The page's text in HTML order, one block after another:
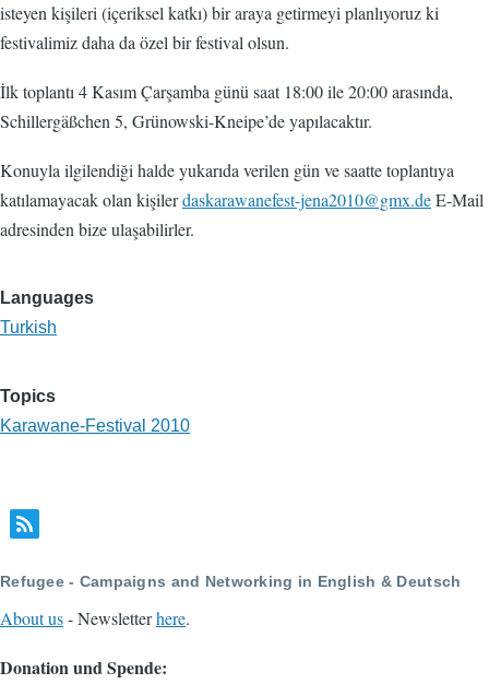
isteyen kişileri (içeriksel katkı) bir araya getirmeyi planlıyoruz ki
festivalimiz daha da özel bir festival olsun.
İlk toplantı 4 Kasım Çarşamba günü saat 18:00 ile 20:00 arasında,
Schillergäßchen 5, Grünowski-Kneipe’de yapılacaktır.
Konuyla ilgilendiği halde yukarıda verilen gün ve saatte toplantıya
katılamayacak olan kişilerdaskarawanefest-jena2010@gmx.deE-Mail
adresinden bize ulaşabilirler.
Languages
Turkish
Topics
Karawane-Festival 2010
Refugee - Campaigns and Networking in English & Deutsch
About us- Newsletterhere.
Donation und Spende: